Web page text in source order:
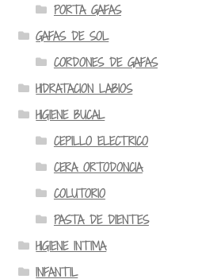
PORTA GAFAS
GAFAS DE SOL
CORDONES DE GAFAS
HIDRATACION LABIOS
HIGIENE BUCAL
CEPILLO ELECTRICO
CERA ORTODONCIA
COLUTORIO
PASTA DE DIENTES
HIGIENE INTIMA
INFANTIL